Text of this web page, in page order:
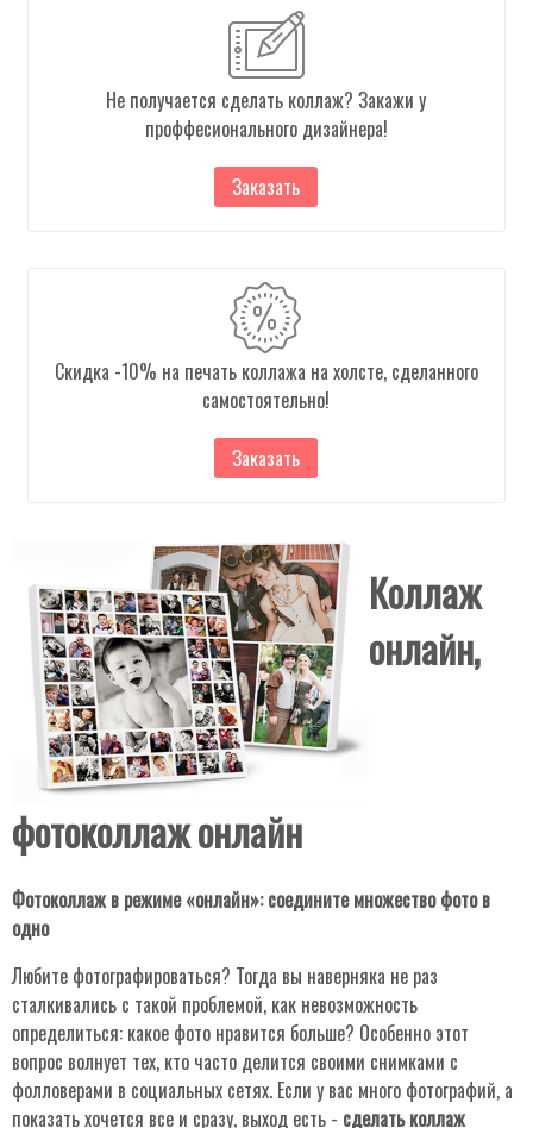
Не получается сделать коллаж? Закажи у
проффесионального дизайнера!
Заказать
Скидка -10% на печать коллажа на холсте, сделанного
самостоятельно!
Заказать
Коллаж
онлайн,
фотоколлаж онлайн
Фотоколлаж в режиме «онлайн»: соедините множество фото в
одно
Любите фотографироваться? Тогда вы наверняка не раз
сталкивались с такой проблемой, как невозможность
определиться: какое фото нравится больше? Особенно этот
вопрос волнует тех, кто часто делится своими снимками с
фолловерами в социальных сетях. Если у вас много фотографий, а
показать хочется все и сразу, выход есть - сделать коллаж